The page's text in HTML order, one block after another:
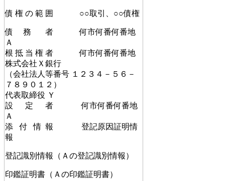
債 権 の 範 囲 ○○取引、○○債権
債 務 者 何市何番何番地
Ａ
根 抵 当 権 者 何市何番何番地
株式会社Ｘ銀行
（会社法人等番号 １２３４－５６－
７８９０１２）
代表取締役 Ｙ
設 定 者 何市何番何番地
Ａ
添 付 情 報 登記原因証明情
報
登記識別情報（Ａの登記識別情報）
印鑑証明書（Ａの印鑑証明書）